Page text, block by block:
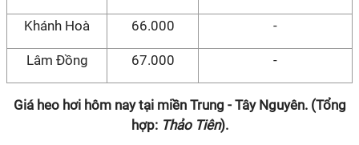
Khánh Hoà 66.000 -
Lâm Đồng 67.000 -
Giá heo hơi hôm nay tại miền Trung - Tây Nguyên. (Tổng
hợp: Thảo Tiên).